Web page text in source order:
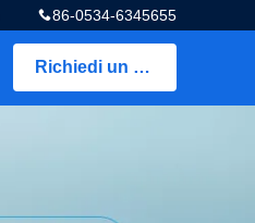
86-0534-6345655
Richiedi un preventivo